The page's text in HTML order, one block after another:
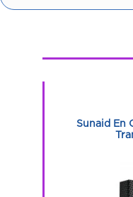
Sunaid En